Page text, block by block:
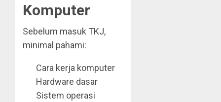
Komputer
Sebelum masuk TKJ,
minimal pahami:
Cara kerja komputer
Hardware dasar
Sistem operasi